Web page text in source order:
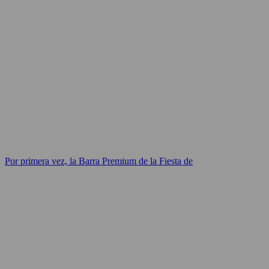
Por primera vez, la Barra Premium de la Fiesta de